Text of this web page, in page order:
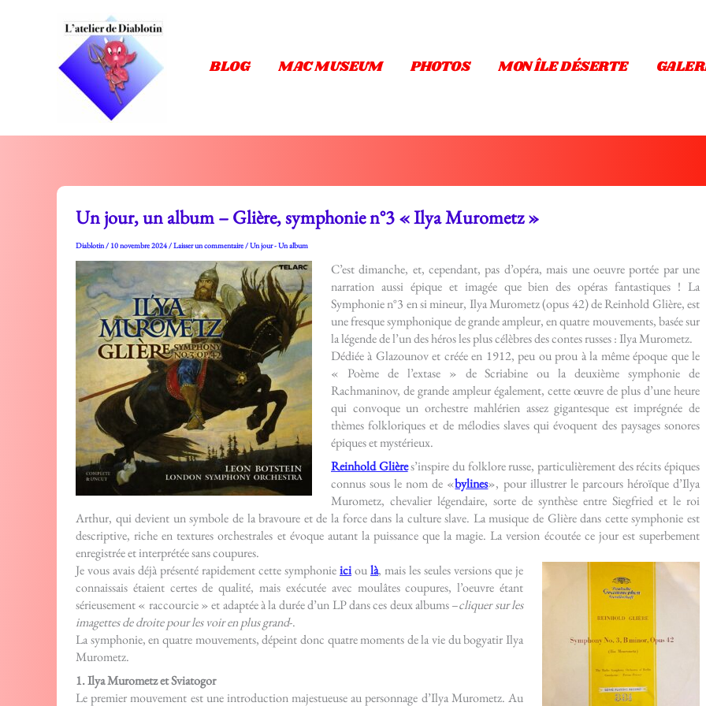
BLOG MAC MUSEUM PHOTOS MON ÎLE DÉSERTE
Un jour, un album – Glière, symphonie n°3 « Ilya Murometz »
Diablotin/ 10 novembre 2024/Laisser un commentaire/Un jour - Un album
C’est dimanche, et, cependant, pas d’opéra, mais une oeuvre portée par une
narration aussi épique et imagée que bien des opéras fantastiques ! La
Symphonie n°3 en si mineur, Ilya Murometz (opus 42) de Reinhold Glière, est
une fresque symphonique de grande ampleur, en quatre mouvements, basée sur
la légende de l’un des héros les plus célèbres des contes russes : Ilya Murometz.
Dédiée à Glazounov et créée en 1912, peu ou prou à la même époque que le
« Poème de l’extase » de Scriabine ou la deuxième symphonie de
Rachmaninov, de grande ampleur également, cette œuvre de plus d’une heure
qui convoque un orchestre mahlérien assez gigantesque est imprégnée de
thèmes folkloriques et de mélodies slaves qui évoquent des paysages sonores
épiques et mystérieux.
Reinhold Glières’inspire du folklore russe, particulièrement des récits épiques
connus sous le nom de «bylines», pour illustrer le parcours héroïque d’Ilya
Murometz, chevalier légendaire, sorte de synthèse entre Siegfried et le roi
Arthur, qui devient un symbole de la bravoure et de la force dans la culture slave. La musique de Glière dans cette symphonie est
descriptive, riche en textures orchestrales et évoque autant la puissance que la magie. La version écoutée ce jour est superbement
enregistrée et interprétée sans coupures.
Je vous avais déjà présenté rapidement cette symphonieicioulà, mais les seules versions que je
connaissais étaient certes de qualité, mais exécutée avec moulâtes coupures, l’oeuvre étant
sérieusement « raccourcie » et adaptée à la durée d’un LP dans ces deux albums –cliquer sur les
imagettes de droite pour les voir en plus grand-.
La symphonie, en quatre mouvements, dépeint donc quatre moments de la vie du bogyatir Ilya
Murometz.
1. Ilya Murometz et Sviatogor
Le premier mouvement est une introduction majestueuse au personnage d’Ilya Murometz. Au